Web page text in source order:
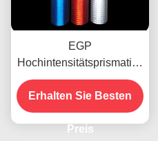
EGP
Hochintensitätsprismatisc
h reflektierendes Klebstoff
für Vinylfolien
Erhalten Sie Besten
Preis